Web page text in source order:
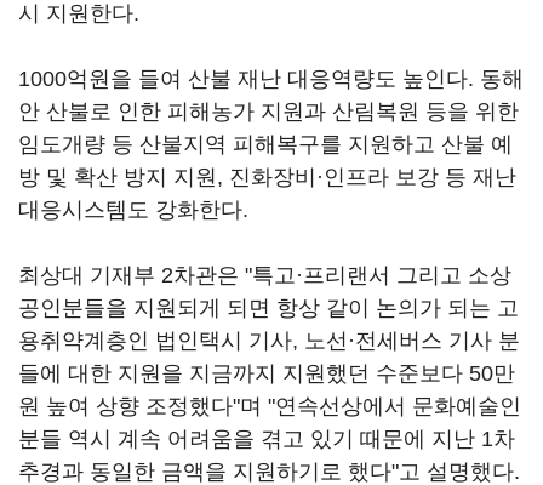
시 지원한다.
1000억원을 들여 산불 재난 대응역량도 높인다. 동해
안 산불로 인한 피해농가 지원과 산림복원 등을 위한
임도개량 등 산불지역 피해복구를 지원하고 산불 예
방 및 확산 방지 지원, 진화장비·인프라 보강 등 재난
대응시스템도 강화한다.
최상대 기재부 2차관은 "특고·프리랜서 그리고 소상
공인분들을 지원되게 되면 항상 같이 논의가 되는 고
용취약계층인 법인택시 기사, 노선·전세버스 기사 분
들에 대한 지원을 지금까지 지원했던 수준보다 50만
원 높여 상향 조정했다"며 "연속선상에서 문화예술인
분들 역시 계속 어려움을 겪고 있기 때문에 지난 1차
추경과 동일한 금액을 지원하기로 했다"고 설명했다.